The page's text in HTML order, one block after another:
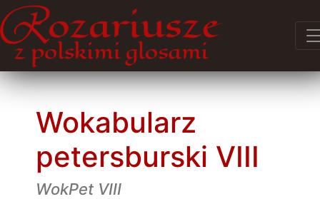
Wokabularz
petersburski VIII
WokPet VIII